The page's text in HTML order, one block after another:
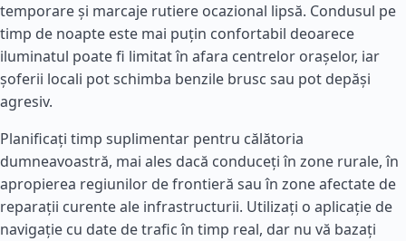
temporare și marcaje rutiere ocazional lipsă. Condusul pe
timp de noapte este mai puțin confortabil deoarece
iluminatul poate fi limitat în afara centrelor orașelor, iar
șoferii locali pot schimba benzile brusc sau pot depăși
agresiv.
Planificați timp suplimentar pentru călătoria
dumneavoastră, mai ales dacă conduceți în zone rurale, în
apropierea regiunilor de frontieră sau în zone afectate de
reparații curente ale infrastructurii. Utilizați o aplicație de
navigație cu date de trafic în timp real, dar nu vă bazați